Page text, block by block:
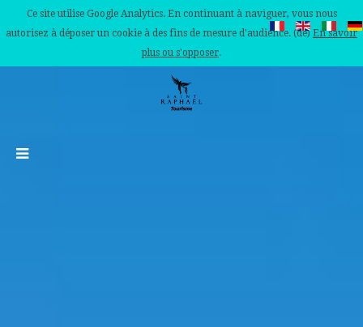
Ce site utilise Google Analytics. En continuant à naviguer, vous nous
autorisez à déposer un cookie à des fins de mesure d'audience. (de) En savoir
plus ou s'opposer.